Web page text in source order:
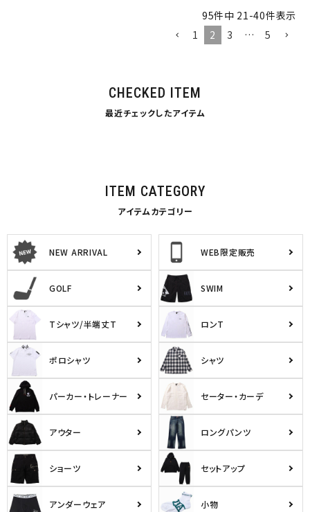
95件中 21-40件表示
1
2 3 … 5
CHECKED ITEM
最近チェックしたアイテム
ITEM CATEGORY
アイテムカテゴリー
NEW ARRIVAL WEB限定販売
GOLF SWIM
Tシャツ/半端丈T ロンT
ポロシャツ シャツ
パーカー・トレーナー セーター・カーデ
アウター ロングパンツ
ショーツ セットアップ
アンダーウェア 小物